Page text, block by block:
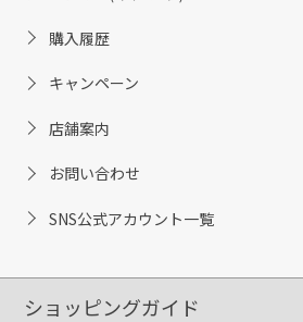
購入履歴
キャンペーン
店舗案内
お問い合わせ
SNS公式アカウント一覧
ショッピングガイド